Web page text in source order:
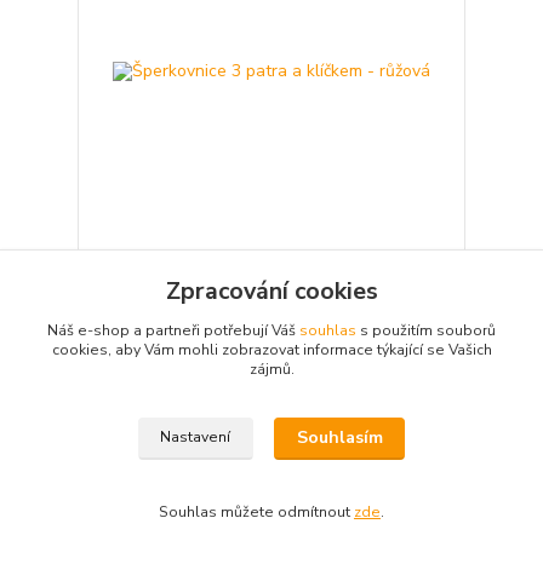
Něžný domov pro vaše šperky! Elegantní třípatrová
zajistí bezpečné a přehledné uložení všech
pokladů.
Přidat do košíku
Zpracování cookies
Náš e-shop a partneři potřebují Váš souhlas s použitím souborů
cookies, aby Vám mohli zobrazovat informace týkající se Vašich
zájmů.
Nastavení Souhlasím
Souhlas můžete odmítnout zde.